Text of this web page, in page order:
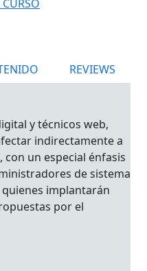
REVIEWS
y técnicos web,
indirectamente a
un especial énfasis
de sistema
implantarán
por el